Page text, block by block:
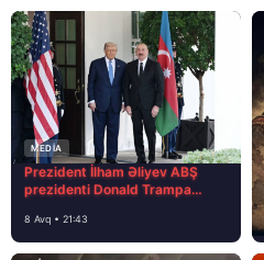
MEDİA
Prezident İlham Əliyev ABŞ
prezidenti Donald Trampa
8 Avq • 21:43